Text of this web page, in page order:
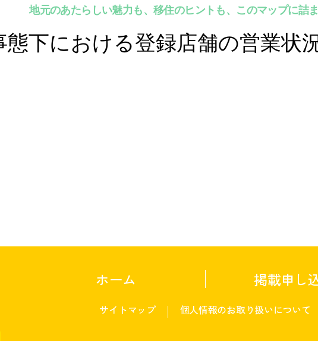
地元のあたらしい魅力も、移住のヒントも、このマップに詰ま
態下における登録店舗の営業状
ホーム 掲載申し
サイトマップ 個人情報のお取り扱いについて